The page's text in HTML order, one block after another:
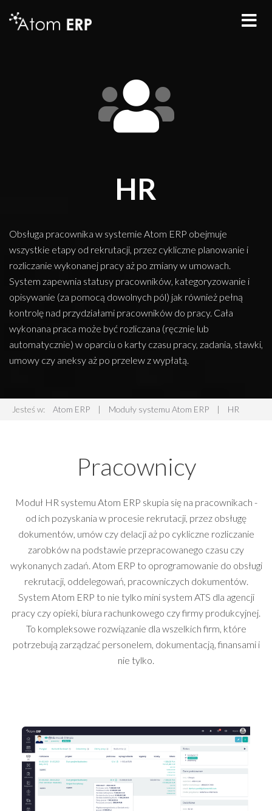
HR
Obsługa pracownika w systemie Atom ERP obejmuje
wszystkie etapy od rekrutacji, przez cykliczne planowanie i
rozliczanie wykonanej pracy aż po zmiany w umowach.
System zapewnia statusy pracowników, kategoryzowanie i
opisywanie (za pomocą dowolnych pól) jak również pełną
kontrolę nad przydziałami pracowników do pracy. Cała
wykonana praca może być rozliczana (ręcznie lub
automatycznie) w oparciu o karty czasu pracy, zadania, stawki,
umowy czy aneksy aż po przelew z wypłatą.
Jesteś w: Atom ERP | Moduły systemu Atom ERP | HR
Pracownicy
Moduł HR systemu Atom ERP skupia się na pracownikach -
od ich pozyskania w procesie rekrutacji, przez obsługę
dokumentów, umów czy delacji aż po cykliczne rozliczanie
zarobków na podstawie przepracowanego czasu czy
wykonanych zadań. Atom ERP to oprogramowanie do obsługi
rekrutacji, oddelegowań, pracowniczych dokumentów.
System Atom ERP to nie tylko mini system ATS dla agencji
pracy czy opieki, biura rachunkowego czy firmy produkcyjnej.
To kompleksowe rozwiązanie dla wszelkich firm, które
potrzebują zarządzać personelem, dokumentacją, finansami i
nie tylko.